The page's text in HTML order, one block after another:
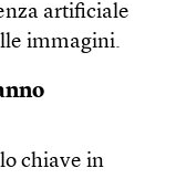
artificiale
immagini.
chiave in